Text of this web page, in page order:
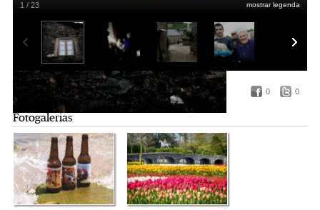
mostrar legenda
1 / 23
0 0
Rio de Onor Fotogaleria de Adriano Miranda
Fotogalerias